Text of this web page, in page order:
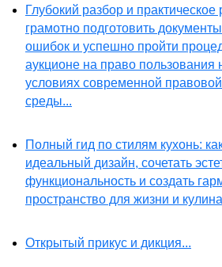
Глубокий разбор и практическое
грамотно подготовить
ошибок и успешно пройти
аукционе на право пользования
условиях современной
среды...
Полный гид по стилям кухонь:
идеальный дизайн, сочетать
функциональность и создать
пространство для жизни и
Открытый прикус и дикция...